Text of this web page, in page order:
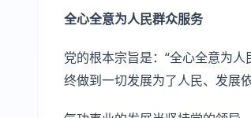
全心全意为人民群众服务
党的根本宗旨是：“全心全意为
终做到一切发展为了人民、发展